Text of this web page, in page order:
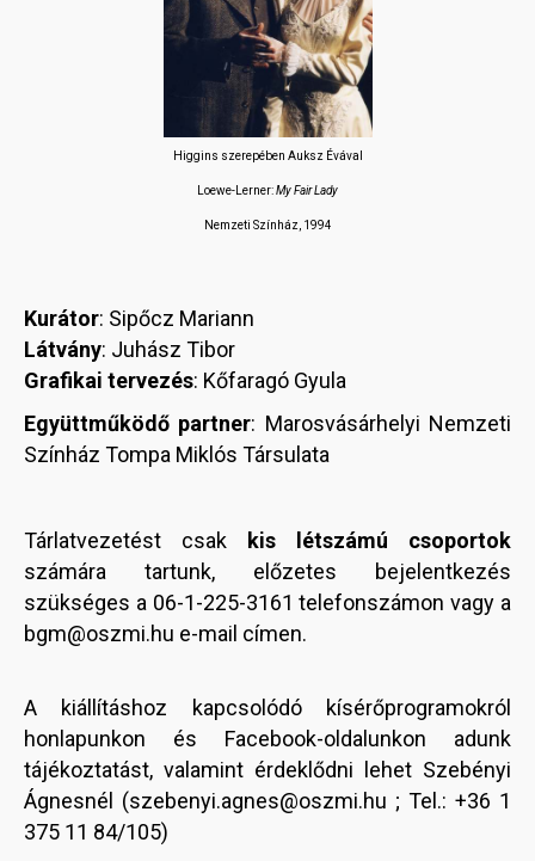
Higgins szerepében Auksz Évával
Loewe-Lerner:My Fair Lady
Nemzeti Színház, 1994
Kurátor: Sipőcz Mariann
Látvány: Juhász Tibor
Grafikai tervezés: Kőfaragó Gyula
Együttműködő partner: Marosvásárhelyi Nemzeti
Színház Tompa Miklós Társulata
Tárlatvezetést csak kis létszámú csoportok
számára tartunk, előzetes bejelentkezés
szükséges a 06-1-225-3161 telefonszámon vagy a
bgm@oszmi.hu e-mail címen.
A kiállításhoz kapcsolódó kísérőprogramokról
honlapunkon és Facebook-oldalunkon adunk
tájékoztatást, valamint érdeklődni lehet Szebényi
Ágnesnél (szebenyi.agnes@oszmi.hu ; Tel.: +36 1
375 11 84/105)